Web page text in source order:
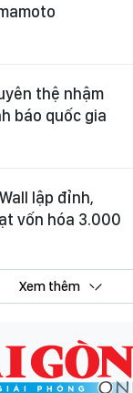
thệ nhậm
báo quốc gia
lập đỉnh,
vốn hóa 3.000
Xem thêm